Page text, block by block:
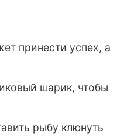
принести успех, а
шарик, чтобы
рыбу клюнуть